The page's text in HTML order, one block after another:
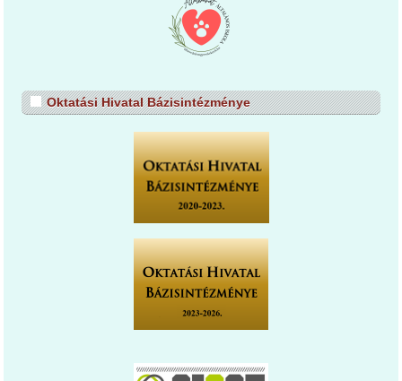
Oktatási Hivatal Bázisintézménye